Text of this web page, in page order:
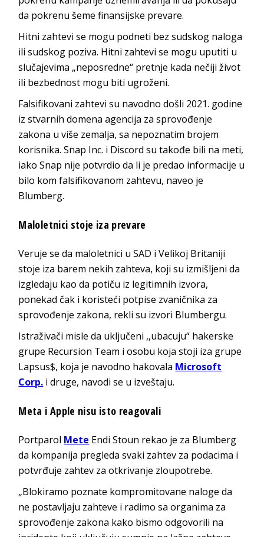
da pokrenu šeme finansijske prevare.
Hitni zahtevi se mogu podneti bez sudskog naloga
ili sudskog poziva. Hitni zahtevi se mogu uputiti u
slučajevima „neposredne“ pretnje kada nečiji život
ili bezbednost mogu biti ugroženi.
Falsifikovani zahtevi su navodno došli 2021. godine
iz stvarnih domena agencija za sprovođenje
zakona u više zemalja, sa nepoznatim brojem
korisnika. Snap Inc. i Discord su takođe bili na meti,
iako Snap nije potvrdio da li je predao informacije u
bilo kom falsifikovanom zahtevu, naveo je
Blumberg.
Maloletnici stoje iza prevare
Veruje se da maloletnici u SAD i Velikoj Britaniji
stoje iza barem nekih zahteva, koji su izmišljeni da
izgledaju kao da potiču iz legitimnih izvora,
ponekad čak i koristeći potpise zvaničnika za
sprovođenje zakona, rekli su izvori Blumbergu.
Istraživači misle da uključeni ,,ubacuju“ hakerske
grupe Recursion Team i osobu koja stoji iza grupe
Lapsus$, koja je navodno hakovala Microsoft
Corp. i druge, navodi se u izveštaju.
Meta i Apple nisu isto reagovali
Portparol Mete Endi Stoun rekao je za Blumberg
da kompanija pregleda svaki zahtev za podacima i
potvrđuje zahtev za otkrivanje zloupotrebe.
„Blokiramo poznate kompromitovane naloge da
ne postavljaju zahteve i radimo sa organima za
sprovođenje zakona kako bismo odgovorili na